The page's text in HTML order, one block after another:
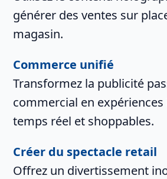
générer des ventes sur
magasin.
Commerce unifié
Transformez la publicité
commercial en
temps réel et shoppables.
Créer du spectacle retail
Offrez un divertissement